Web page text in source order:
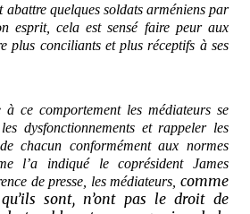
abattre quelques soldats arméniens par
esprit, cela est sensé faire peur aux
plus conciliants et plus réceptifs à ses
à ce comportement les médiateurs se
dysfonctionnements et rappeler les
chacun conformément aux normes
l’a indiqué le coprésident James
de presse, les médiateurs, comme
qu’ils sont, n’ont pas le droit de